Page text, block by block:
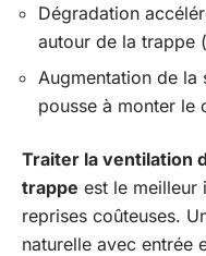
Dégradation
autour de la trappe
Augmentation de la
pousse à monter le
Traiter la ventilation
trappe est le meilleur
reprises coûteuses.
naturelle avec entrée